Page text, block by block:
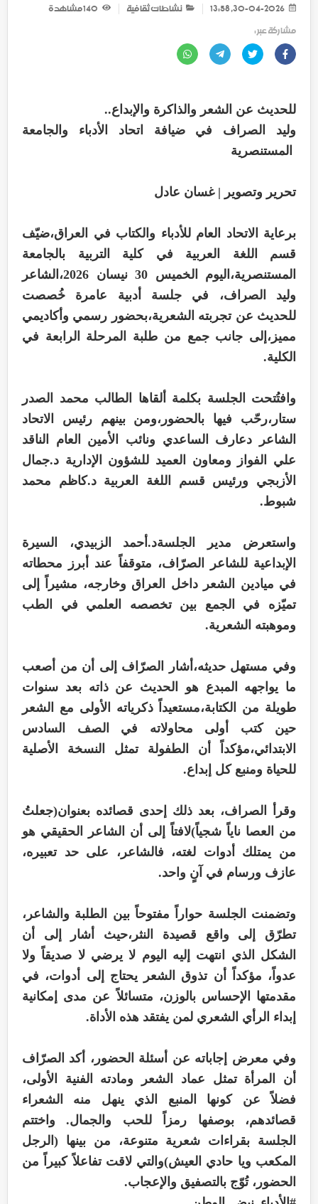
نشاطات ثقافية
مشاهدة
مشاركة عبر :
للحديث عن الشعر والذاكرة والإبداع..
وليد الصراف في ضيافة اتحاد الأدباء والجامعة
المستنصرية
تحرير وتصوير | غسان عادل
برعاية الاتحاد العام للأدباء والكتاب في العراق،ضيّف
قسم اللغة العربية في كلية التربية بالجامعة
المستنصرية،اليوم الخميس 30 نيسان 2026،الشاعر
وليد الصراف، في جلسة أدبية عامرة خُصصت
للحديث عن تجربته الشعرية،بحضور رسمي وأكاديمي
مميز،إلى جانب جمع من طلبة المرحلة الرابعة في
الكلية.
وافتُتحت الجلسة بكلمة ألقاها الطالب محمد الصدر
ستار،رحّب فيها بالحضور،ومن بينهم رئيس الاتحاد
الشاعر دعارف الساعدي ونائب الأمين العام الناقد
علي الفواز ومعاون العميد للشؤون الإدارية د.جمال
الأزبجي ورئيس قسم اللغة العربية د.كاظم محمد
شبوط.
واستعرض مدير الجلسةد.أحمد الزبيدي، السيرة
الإبداعية للشاعر الصرّاف، متوقفاً عند أبرز محطاته
في ميادين الشعر داخل العراق وخارجه، مشيراً إلى
تميّزه في الجمع بين تخصصه العلمي في الطب
وموهبته الشعرية.
وفي مستهل حديثه،أشار الصرّاف إلى أن من أصعب
ما يواجهه المبدع هو الحديث عن ذاته بعد سنوات
طويلة من الكتابة،مستعيداً ذكرياته الأولى مع الشعر
حين كتب أولى محاولاته في الصف السادس
الابتدائي،مؤكداً أن الطفولة تمثل النسخة الأصلية
للحياة ومنبع كل إبداع.
وقرأ الصراف، بعد ذلك إحدى قصائده بعنوان(جعلتُ
من العصا ناياً شجياً)لافتاً إلى أن الشاعر الحقيقي هو
من يمتلك أدوات لغته، فالشاعر، على حد تعبيره،
عازف ورسام في آنٍ واحد.
وتضمنت الجلسة حواراً مفتوحاً بين الطلبة والشاعر،
تطرّق إلى واقع قصيدة النثر،حيث أشار إلى أن
الشكل الذي انتهت إليه اليوم لا يرضي لا صديقاً ولا
عدواً، مؤكداً أن تذوق الشعر يحتاج إلى أدوات، في
مقدمتها الإحساس بالوزن، متسائلاً عن مدى إمكانية
إبداء الرأي الشعري لمن يفتقد هذه الأداة.
وفي معرض إجاباته عن أسئلة الحضور، أكد الصرّاف
أن المرأة تمثل عماد الشعر ومادته الفنية الأولى،
فضلاً عن كونها المنبع الذي ينهل منه الشعراء
قصائدهم، بوصفها رمزاً للحب والجمال. واختتم
الجلسة بقراءات شعرية متنوعة، من بينها (الرجل
المكعب ويا حادي العيش)والتي لاقت تفاعلاً كبيراً من
الحضور، تُوّج بالتصفيق والإعجاب.